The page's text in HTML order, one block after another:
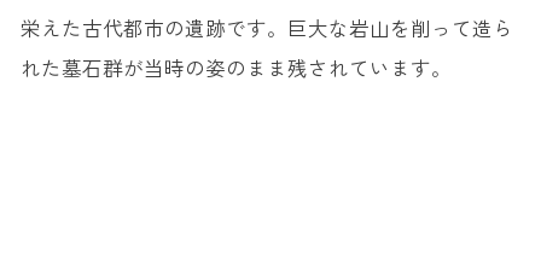
栄えた古代都市の遺跡です。巨大な岩山を削って造ら
れた墓石群が当時の姿のまま残されています。